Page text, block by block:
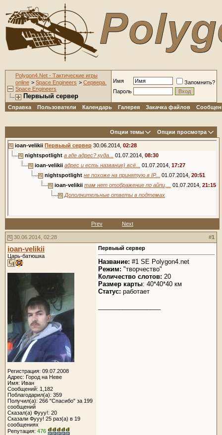
Polygon4.Net - Тактические игры
online > Space Engineers > Сервера.
Space Engineers
Первыый сервер
Имя
Запомнить?
Пароль
Справка Пользователи Календарь Галерея Закачка файлов
Опции темы Опции просмотра
ioan-velikii Первыый сервер 30.06.2014, 02:28
nightspotlight а где адрес? куда... 01.07.2014, 08:30
ioan-velikii адрес и есть название) всё... 01.07.2014, 17:27
nightspotlight не похоже на принятую в IP... 01.07.2014, 20:51
ioan-velikii там нет отображение по айпи,... 01.07.2014, 21:15
Дополнительные ответы в подтемах
Prev Next
30.06.2014, 02:28 #1
ioan-velikii
Царь-батюшка
Регистрация: 09.07.2008
Адрес: Город на Неве
Имя: Иван
Сообщений: 1,182
Поблагодарил(а): 359
Получил(а): 266 "Спасибо" за 199
сообщений
Сказал(а) Фууу!: 20
Сказали Фууу! 25 раз(а) в 19
сообщениях
Репутация: 476
Первыый сервер
Название: #1 SE Polygon4.net
Режим: "творчество"
Количество слотов: 20
Размер карты: 40*40*40 км
Статус: работает